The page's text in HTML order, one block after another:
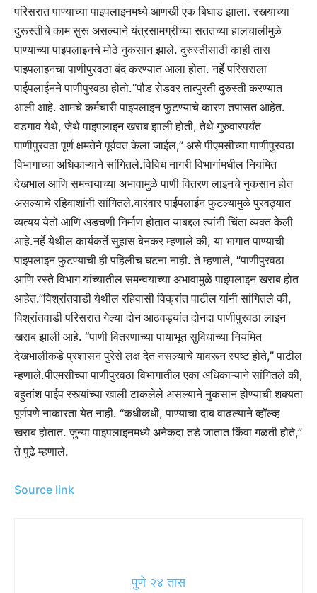
परिसरात पाण्याच्या पाइपलाइनमध्ये आणखी एक बिघाड झाला. रस्त्याच्या
दुरूस्तीचे काम सुरू असल्याने यंत्रसामग्रीच्या सततच्या हालचालीमुळे
पाण्याच्या पाइपलाइनचे मोठे नुकसान झाले. दुरुस्तीसाठी काही तास
पाइपलाइनचा पाणीपुरवठा बंद करण्यात आला होता. नर्हे परिसराला
पाईपलाईनने पाणीपुरवठा होतो.“पौड रोडवर तात्पुरती दुरुस्ती करण्यात
आली आहे. आमचे कर्मचारी पाइपलाइन फुटण्याचे कारण तपासत आहेत.
वडगाव येथे, जेथे पाइपलाइन खराब झाली होती, तेथे गुरुवारपर्यंत
पाणीपुरवठा पूर्ण क्षमतेने पूर्ववत केला जाईल,” असे पीएमसीच्या पाणीपुरवठा
विभागाच्या अधिकाऱ्याने सांगितले.विविध नागरी विभागांमधील नियमित
देखभाल आणि समन्वयाच्या अभावामुळे पाणी वितरण लाइनचे नुकसान होत
असल्याचे रहिवाशांनी सांगितले.वारंवार पाईपलाईन फुटल्यामुळे पुरवठ्यात
व्यत्यय येतो आणि अडचणी निर्माण होतात याबद्दल त्यांनी चिंता व्यक्त केली
आहे.नर्हे येथील कार्यकर्ते सुहास बेनकर म्हणाले की, या भागात पाण्याची
पाइपलाइन फुटण्याची ही पहिलीच घटना नाही. ते म्हणाले, “पाणीपुरवठा
आणि रस्ते विभाग यांच्यातील समन्वयाच्या अभावामुळे पाइपलाइन खराब होत
आहेत.”विश्रांतवाडी येथील रहिवासी विक्रांत पाटील यांनी सांगितले की,
विश्रांतवाडी परिसरात गेल्या दोन आठवड्यांत दोनदा पाणीपुरवठा लाइन
खराब झाली आहे. “पाणी वितरणाच्या पायाभूत सुविधांच्या नियमित
देखभालीकडे प्रशासन पुरेसे लक्ष देत नसल्याचे यावरून स्पष्ट होते,” पाटील
म्हणाले.पीएमसीच्या पाणीपुरवठा विभागातील एका अधिकाऱ्याने सांगितले की,
बहुतांश पाईप रस्त्यांच्या खाली टाकलेले असल्याने नुकसान होण्याची शक्यता
पूर्णपणे नाकारता येत नाही. “कधीकधी, पाण्याचा दाब वाढल्याने व्हॉल्व्ह
खराब होतात. जुन्या पाइपलाइनमध्ये अनेकदा तडे जातात किंवा गळती होते,”
ते पुढे म्हणाले.
Source link
पुणे २४ तास